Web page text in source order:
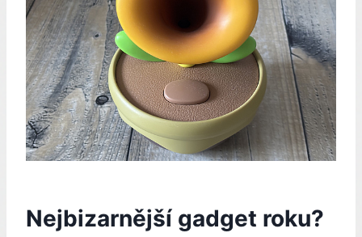
Nejbizarnější gadget roku?